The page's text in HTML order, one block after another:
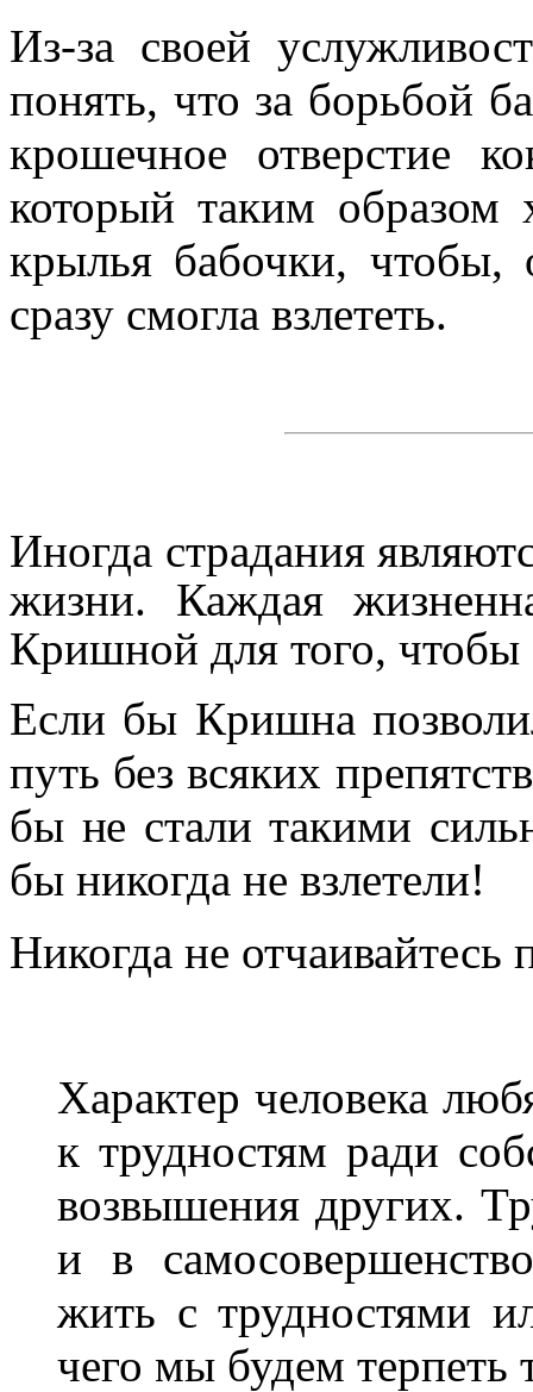
Из-за своей
понять, что за борьбой
крошечное отверстие
который таким образом
крылья бабочки, чтобы,
сразу смогла взлететь.
Иногда страдания
жизни. Каждая
Кришной для того, чтобы
Если бы Кришна
путь без всяких
бы не стали такими
бы никогда не взлетели!
Никогда не отчаивайтесь
Характер человека
к трудностям ради
возвышения других.
и в
жить с трудностями
чего мы будем терпеть